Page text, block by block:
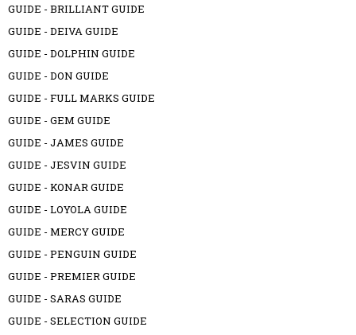
GUIDE - BRILLIANT GUIDE
GUIDE - DEIVA GUIDE
GUIDE - DOLPHIN GUIDE
GUIDE - DON GUIDE
GUIDE - FULL MARKS GUIDE
GUIDE - GEM GUIDE
GUIDE - JAMES GUIDE
GUIDE - JESVIN GUIDE
GUIDE - KONAR GUIDE
GUIDE - LOYOLA GUIDE
GUIDE - MERCY GUIDE
GUIDE - PENGUIN GUIDE
GUIDE - PREMIER GUIDE
GUIDE - SARAS GUIDE
GUIDE - SELECTION GUIDE